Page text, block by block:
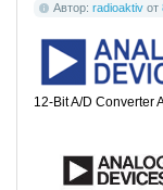
Автор: radioaktiv от
12-Bit A/D Converter